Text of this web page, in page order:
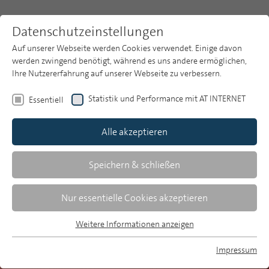
Themen Public Value
Öffentlich-rechtliche
Angebote und Tagespresse
genießen hohes Vertrauen
Ergebnisse der Mainzer Langzeitstudie
Medienvertrauen 2023
Datenschutzeinstellungen
Auf unserer Webseite werden Cookies verwendet. Einige davon
werden zwingend benötigt, während es uns andere ermöglichen,
Ihre Nutzererfahrung auf unserer Webseite zu verbessern.
Essentiell Statistik und Performance mit AT INTERNET
Alle akzeptieren
Speichern & schließen
Nur essentielle Cookies akzeptieren
Essentielle Cookies werden für grundlegende Funktionen der
Weitere Informationen anzeigen
Impressum